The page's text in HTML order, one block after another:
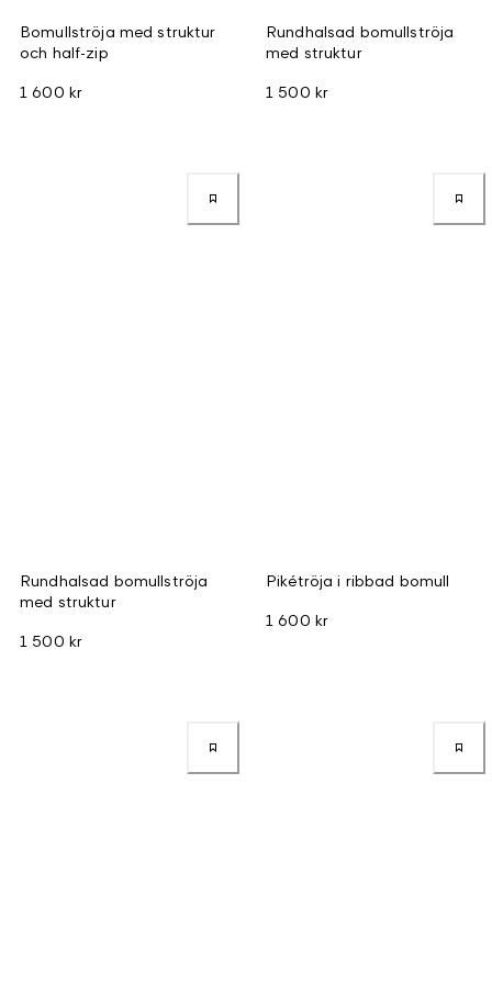
Bomullströja med struktur
och half-zip
1 600 kr
Rundhalsad bomullströja
med struktur
1 500 kr
Rundhalsad bomullströja
med struktur
1 500 kr
Pikétröja i ribbad bomull
1 600 kr